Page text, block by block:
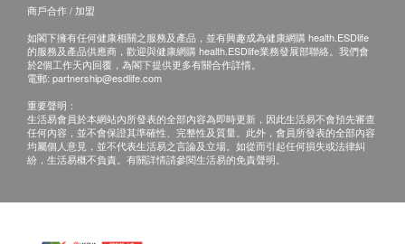
商戶合作 / 加盟
如閣下擁有任何健康相關之服務及產品，並有興趣成為健康網購 health.ESDlife
的服務及產品供應商，歡迎與健康網購 health.ESDlife業務發展部聯絡。我們會
於2個工作天內回覆，為閣下提供更多有關合作詳情。
電郵: partnership@esdlife.com
重要聲明：
生活易會員於本網站內所發表的全部內容為即時更新，因此生活易不會預先審查
任何內容，並不會保證其準確性、完整性及質量。此外，會員所發表的全部內容
均屬個人意見，並不代表生活易之言論及立場。如從而引起任何損失或法律糾
紛，生活易概不負責。有關詳情請參閱生活易的免責聲明。